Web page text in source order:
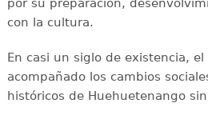
por su preparación,
con la cultura.
En casi un siglo de existencia, el
acompañado los cambios
históricos de Huehuetenango